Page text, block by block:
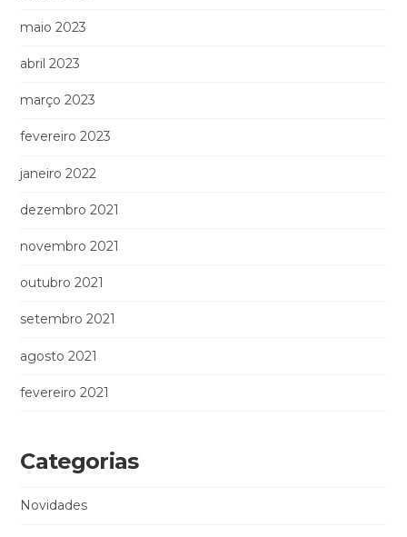
maio 2023
abril 2023
março 2023
fevereiro 2023
janeiro 2022
dezembro 2021
novembro 2021
outubro 2021
setembro 2021
agosto 2021
fevereiro 2021
Categorias
Novidades